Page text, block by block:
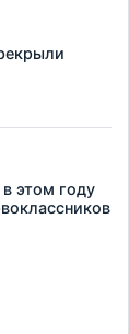
этом году